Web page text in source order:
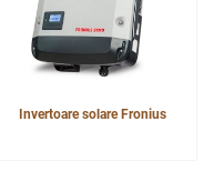
Invertoare solare Fronius